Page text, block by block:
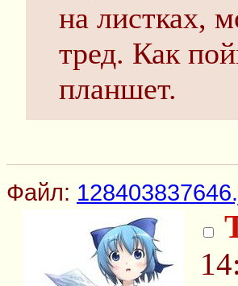
на листках,
тред. Как
планшет.
Файл: